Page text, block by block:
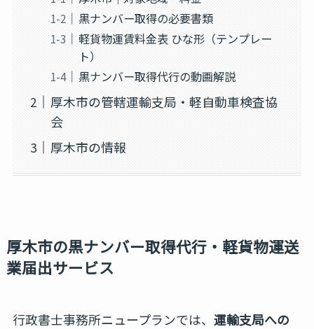
黒ナンバー取得の必要書類
軽貨物運賃料金表 ひな形（テンプレー
ト）
黒ナンバー取得代行の動画解説
厚木市の管轄運輸支局・軽自動車検査協
会
厚木市の情報
厚木市の黒ナンバー取得代行・軽貨物運送
業届出サービス
行政書士事務所ニュープランでは、 運輸支局への